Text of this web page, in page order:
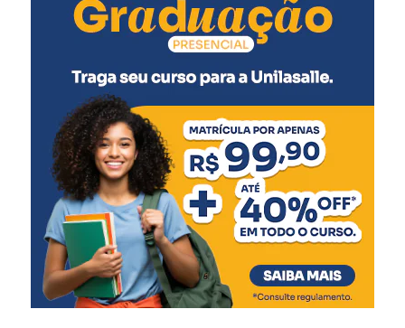
O secretário de Cultura e Turismo, Caio Flavio dos
Santos, ressaltou a organização do evento, pensado para
agradar diferentes públicos.
“Todas as secretarias
fizeram muito para que
este evento ocorresse. É
uma festa de integração, de
união, onde a gente
pretende fazer com que o
cidadão de Canoas